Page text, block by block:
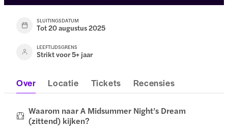
SLUITINGSDATUM
Tot 20 augustus 2025
LEEFTIJDSGRENS
Strikt voor 5+ jaar
Over Locatie Tickets Recensies
Waarom naar A Midsummer Night’s Dream
(zittend) kijken?